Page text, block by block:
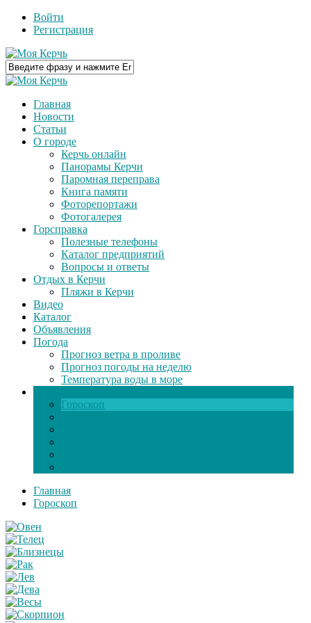
Войти
Регистрация
Главная
Новости
Статьи
О городе
Керчь онлайн
Панорамы Керчи
Паромная переправа
Книга памяти
Фоторепортажи
Фотогалерея
Горсправка
Полезные телефоны
Каталог предприятий
Вопросы и ответы
Отдых в Керчи
Пляжи в Керчи
Видео
Каталог
Объявления
Погода
Прогноз ветра в проливе
Прогноз погоды на неделю
Температура воды в море
Гороскоп
Главная
Гороскоп